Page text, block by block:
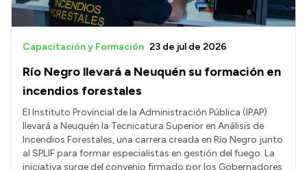
Río Negro llevará a Neuquén su formación en
incendios forestales
Capacitación y Formación 23 de jul de 2026
El Instituto Provincial de la Administración Pública (IPAP)
llevará a Neuquén la Tecnicatura Superior en Análisis de
Incendios Forestales, una carrera creada en Río Negro junto
al SPLIF para formar especialistas en gestión del fuego. La
iniciativa surge del convenio firmado por los Gobernadores